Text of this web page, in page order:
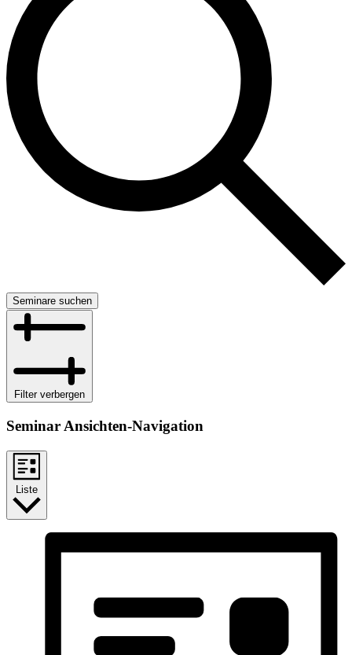
Seminare suchen
Filter verbergen
Seminar Ansichten-Navigation
Liste